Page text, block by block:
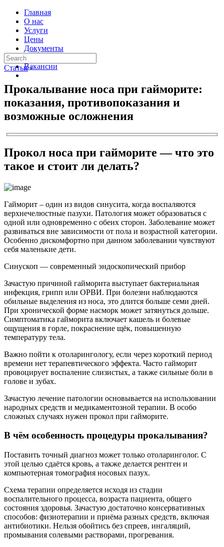
Главная
О нас
Услуги
Цены
Документы
Контакты
Вакансии
Статьи ›
Прокалывание носа при гайморите:
показания, противопоказания и
возможные осложнения
Прокол носа при гайморите — что это
такое и стоит ли делать?
Гайморит – один из видов синусита, когда воспаляются
верхнечелюстные пазухи. Патология может образоваться с
одной или одновременно с обеих сторон. Заболевание может
развиваться вне зависимости от пола и возрастной категории.
Особенно дискомфортно при данном заболевании чувствуют
себя маленькие дети.
Синускоп — современный эндоскопический прибор
Зачастую причиной гайморита выступает бактериальная
инфекция, грипп или ОРВИ. При болезни наблюдаются
обильные выделения из носа, это длится больше семи дней.
При хронической форме насморк может затянуться дольше.
Симптоматика гайморита включает кашель и болевые
ощущения в горле, покраснение щёк, повышенную
температуру тела.
Важно пойти к отоларингологу, если через короткий период
времени нет терапевтического эффекта. Часто гайморит
провоцирует воспаление слизистых, а также сильные боли в
голове и зубах.
Зачастую лечение патологии основывается на использовании
народных средств и медикаментозной терапии. В особо
сложных случаях нужен прокол при гайморите.
В чём особенность процедуры прокалывания?
Поставить точный диагноз может только отоларинголог. С
этой целью сдаётся кровь, а также делается рентген и
компьютерная томография носовых пазух.
Схема терапии определяется исходя из стадии
воспалительного процесса, возраста пациента, общего
состояния здоровья. Зачастую достаточно консервативных
способов: физиотерапии и приёма разных средств, включая
антибиотики. Нельзя обойтись без спреев, ингаляций,
промывания солевыми растворами, прогревания.